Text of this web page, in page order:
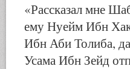
«Рассказал мне
ему Нуейм Ибн
Ибн Аби Толиба,
Усама Ибн Зейд